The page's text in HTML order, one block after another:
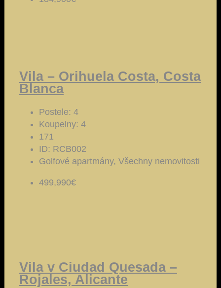
Vila – Orihuela Costa, Costa
Blanca
Postele: 4
Koupelny: 4
171
ID: RCB002
Golfové apartmány, Všechny nemovitosti
499,990€
Vila v Ciudad Quesada –
Rojales, Alicante